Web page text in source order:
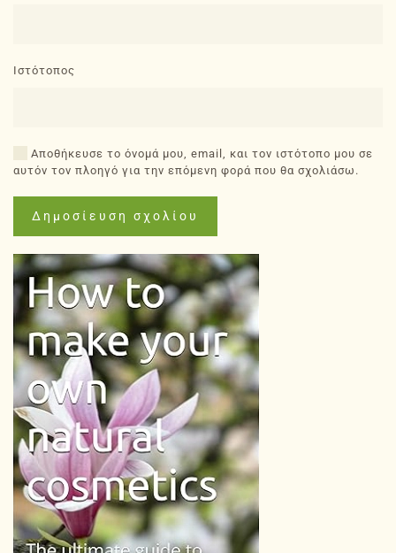
Ιστότοπος
Αποθήκευσε το όνομά μου, email, και τον ιστότοπο μου σε
αυτόν τον πλοηγό για την επόμενη φορά που θα σχολιάσω.
Δημοσίευση σχολίου